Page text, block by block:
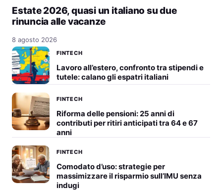
Estate 2026, quasi un italiano su due
rinuncia alle vacanze
8 agosto 2026
FINTECH
Lavoro all’estero, confronto tra stipendi e
tutele: calano gli espatri italiani
FINTECH
Riforma delle pensioni: 25 anni di
contributi per ritiri anticipati tra 64 e 67
anni
FINTECH
Comodato d’uso: strategie per
massimizzare il risparmio sull’IMU senza
indugi